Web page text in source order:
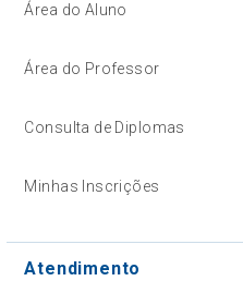
Área do Aluno
Área do Professor
Consulta de Diplomas
Minhas Inscrições
Atendimento